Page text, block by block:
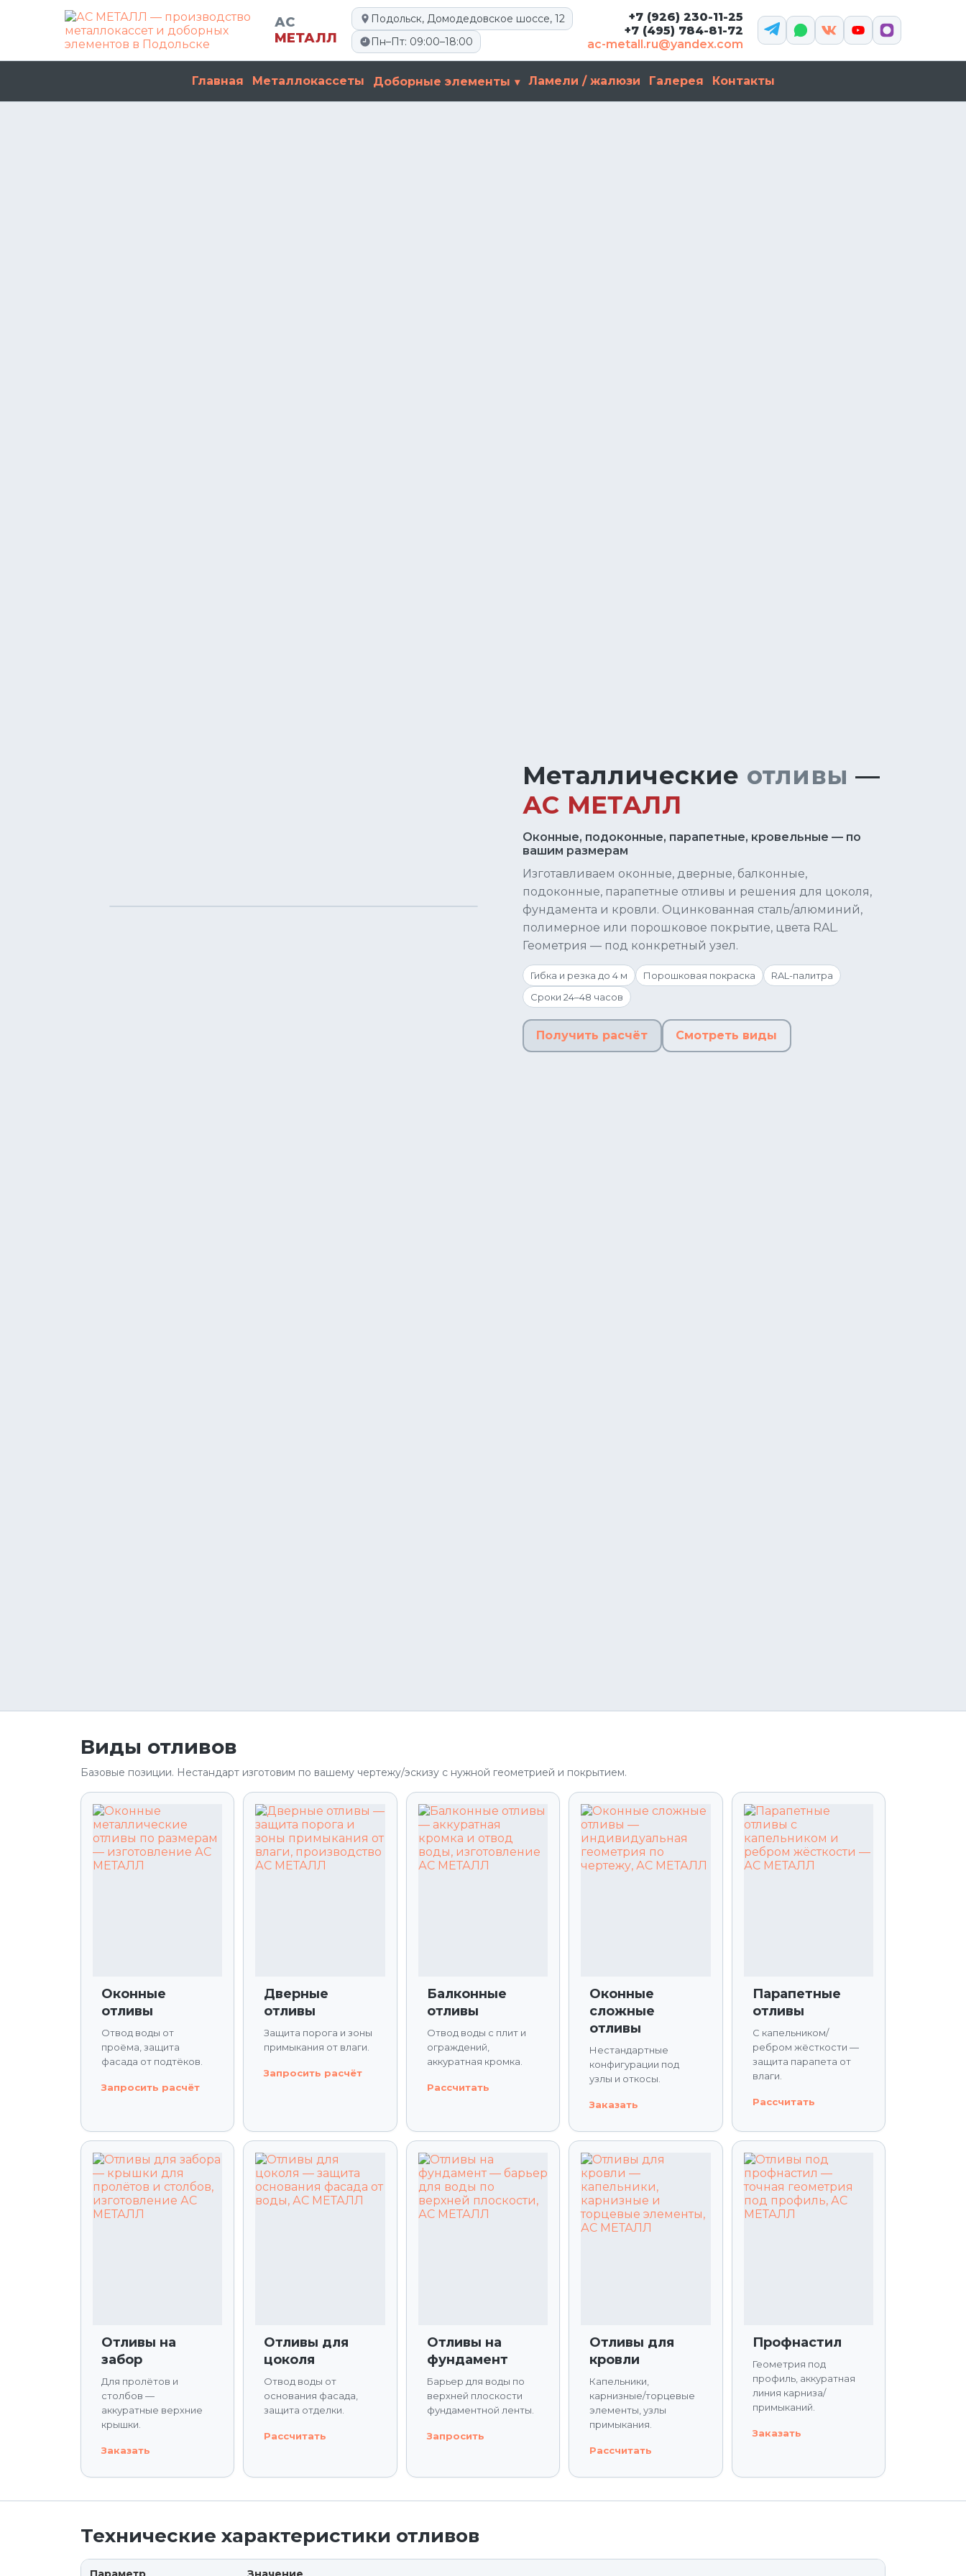
АС
МЕТАЛЛ
Подольск, Домодедовское шоссе, 12
Пн–Пт: 09:00–18:00
+7 (926) 230-11-25
+7 (495) 784-81-72
ac-metall.ru@yandex.com
Главная Металлокассеты Доборные элементы Ламели / жалюзи Галерея Контакты
Металлические отливы —
АС МЕТАЛЛ
Оконные, подоконные, парапетные, кровельные — по
вашим размерам
Изготавливаем оконные, дверные, балконные,
подоконные, парапетные отливы и решения для цоколя,
фундамента и кровли. Оцинкованная сталь/алюминий,
полимерное или порошковое покрытие, цвета RAL.
Геометрия — под конкретный узел.
Гибка и резка до 4 м Порошковая покраска
RAL-палитра
Сроки 24–48 часов
Получить расчёт Смотреть виды
Виды отливов
Базовые позиции. Нестандарт изготовим по вашему чертежу/эскизу с нужной геометрией и покрытием.
Оконные
отливы
Отвод воды от
проёма, защита
фасада от подтёков.
Запросить расчёт
Дверные
отливы
Защита порога и зоны
примыкания от влаги.
Запросить расчёт
Балконные
отливы
Отвод воды с плит и
ограждений,
аккуратная кромка.
Рассчитать
Оконные
сложные
отливы
Нестандартные
конфигурации под
узлы и откосы.
Заказать
Парапетные
отливы
С капельником/
ребром жёсткости —
защита парапета от
влаги.
Рассчитать
Отливы на
забор
Для пролётов и
столбов —
аккуратные верхние
крышки.
Заказать
Отливы для
цоколя
Отвод воды от
основания фасада,
защита отделки.
Рассчитать
Отливы на
фундамент
Барьер для воды по
верхней плоскости
фундаментной ленты.
Запросить
Отливы для
кровли
Капельники,
карнизные/торцевые
элементы, узлы
примыкания.
Рассчитать
Профнастил
Геометрия под
профиль, аккуратная
линия карниза/
примыканий.
Заказать
Технические характеристики отливов